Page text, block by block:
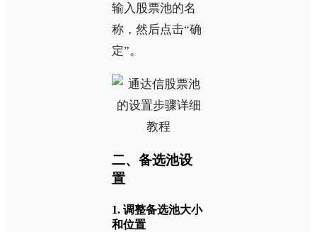
输入股票池的名
称，然后点击“确
定”。
二、备选池设
置
1. 调整备选池大小
和位置